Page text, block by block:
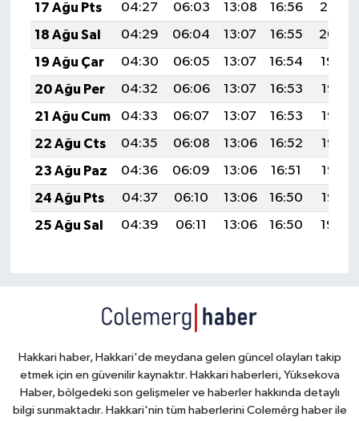
17 Ağu Pts
04:27 06:03 13:08 16:56
20:02
18 Ağu Sal
04:29 06:04 13:07 16:55
20:00
19 Ağu Çar
04:30 06:05 13:07 16:54
19:59
20 Ağu Per
04:32 06:06 13:07 16:53
19:58
21 Ağu Cum
04:33 06:07 13:07 16:53
19:56
22 Ağu Cts
04:35 06:08 13:06 16:52
19:55
23 Ağu Paz
04:36 06:09 13:06 16:51
19:53
24 Ağu Pts
04:37 06:10 13:06 16:50
19:52
25 Ağu Sal
04:39 06:11 13:06 16:50 19:50
Hakkari haber, Hakkari'de meydana gelen güncel olayları takip
etmek için en güvenilir kaynaktır. Hakkari haberleri, Yüksekova
Haber, bölgedeki son gelişmeler ve haberler hakkında detaylı
bilgi sunmaktadır. Hakkari'nin tüm haberlerini Colemérg haber ile